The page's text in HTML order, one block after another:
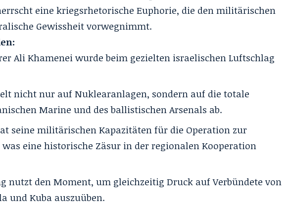
eine kriegsrhetorische Euphorie, die den militärischen
Gewissheit vorwegnimmt.
Ali Khamenei wurde beim gezielten israelischen Luftschlag
nicht nur auf Nuklearanlagen, sondern auf die totale
Marine und des ballistischen Arsenals ab.
seine militärischen Kapazitäten für die Operation zur
eine historische Zäsur in der regionalen Kooperation
nutzt den Moment, um gleichzeitig Druck auf Verbündete von
und Kuba auszuüben.